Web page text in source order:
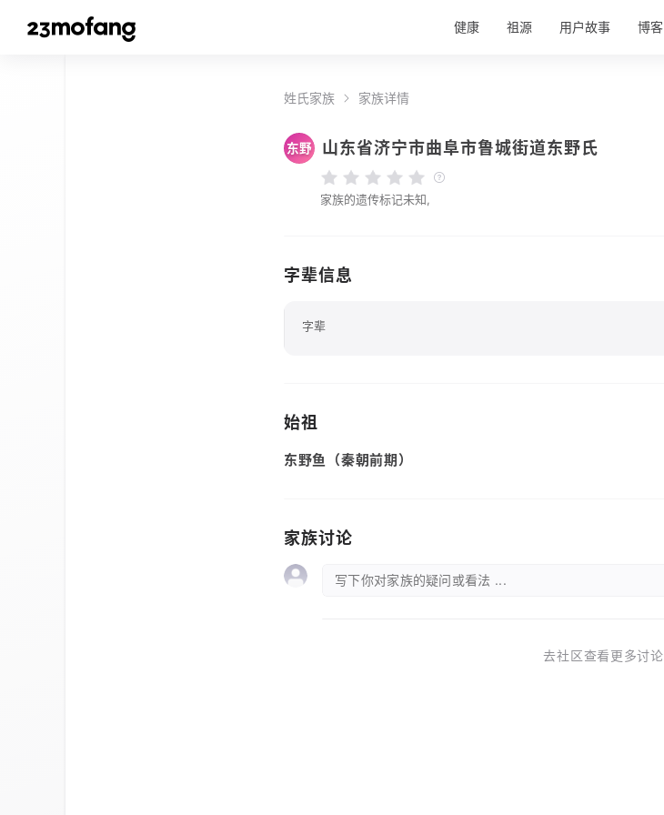
健康 祖源 用户故事 博客
姓氏家族 家族详情
东野 山东省济宁市曲阜市鲁城街道东野氏
家族的遗传标记未知,
字辈信息
字辈
始祖
东野鱼（秦朝前期）
家族讨论
写下你对家族的疑问或看法 ...
去社区查看更多讨论